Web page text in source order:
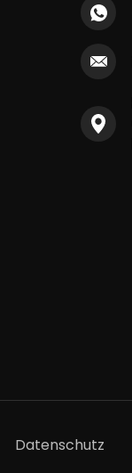
Datenschutz